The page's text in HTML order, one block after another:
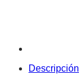
Descripción